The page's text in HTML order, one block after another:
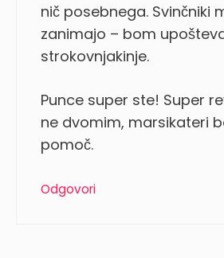
nič posebnega. Svinčniki
zanimajo – bom
strokovnjakinje.
Punce super ste! Super
ne dvomim, marsikateri
pomoč.
Odgovori